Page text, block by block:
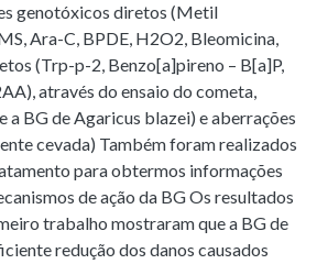
genotóxicos diretos (Metil
Ara-C, BPDE, H2O2, Bleomicina,
(Trp-p-2, Benzo[a]pireno – B[a]P,
através do ensaio do cometa,
a BG de Agaricus blazei) e aberrações
cevada) Também foram realizados
para obtermos informações
de ação da BG Os resultados
trabalho mostraram que a BG de
redução dos danos causados